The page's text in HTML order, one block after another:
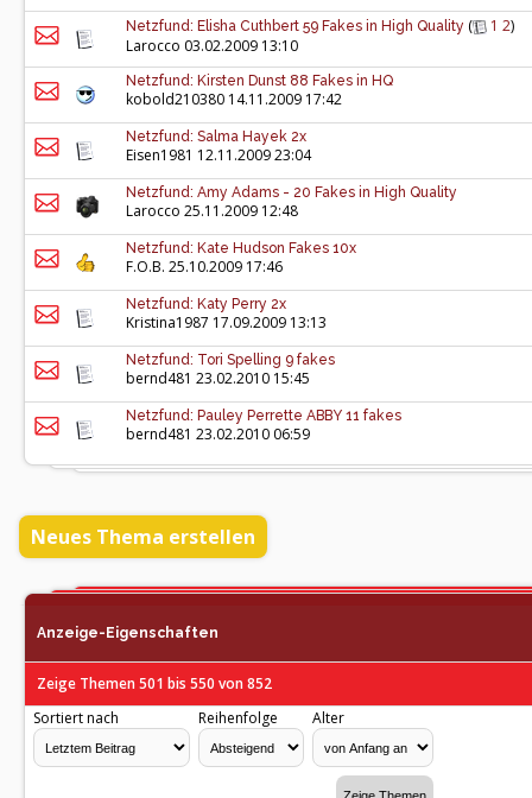
Netzfund: Elisha Cuthbert 59 Fakes in High Quality ( 1 2)
Larocco 03.02.2009 13:10
Netzfund: Kirsten Dunst 88 Fakes in HQ
kobold210380 14.11.2009 17:42
Netzfund: Salma Hayek 2x
Eisen1981 12.11.2009 23:04
Netzfund: Amy Adams - 20 Fakes in High Quality
Larocco 25.11.2009 12:48
Netzfund: Kate Hudson Fakes 10x
F.O.B. 25.10.2009 17:46
Netzfund: Katy Perry 2x
Kristina1987 17.09.2009 13:13
Netzfund: Tori Spelling 9 fakes
bernd481 23.02.2010 15:45
Netzfund: Pauley Perrette ABBY 11 fakes
bernd481 23.02.2010 06:59
Neues Thema erstellen
Anzeige-Eigenschaften
Zeige Themen 501 bis 550 von 852
Sortiert nach
Reihenfolge Alter